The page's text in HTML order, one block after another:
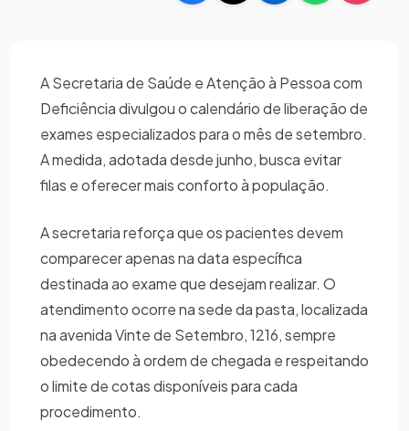
A Secretaria de Saúde e Atenção à Pessoa com
Deficiência divulgou o calendário de liberação de
exames especializados para o mês de setembro.
A medida, adotada desde junho, busca evitar
filas e oferecer mais conforto à população.
A secretaria reforça que os pacientes devem
comparecer apenas na data específica
destinada ao exame que desejam realizar. O
atendimento ocorre na sede da pasta, localizada
na avenida Vinte de Setembro, 1216, sempre
obedecendo à ordem de chegada e respeitando
o limite de cotas disponíveis para cada
procedimento.